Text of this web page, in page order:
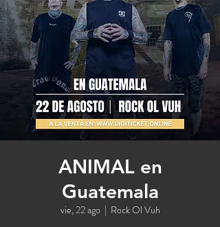
ANIMAL en
Guatemala
vie, 22 ago
  |
Rock Ol Vuh